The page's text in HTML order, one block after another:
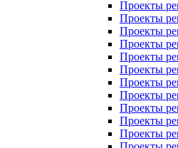
Проекты
Проекты
Проекты
Проекты
Проекты
Проекты
Проекты
Проекты
Проекты
Проекты
Проекты